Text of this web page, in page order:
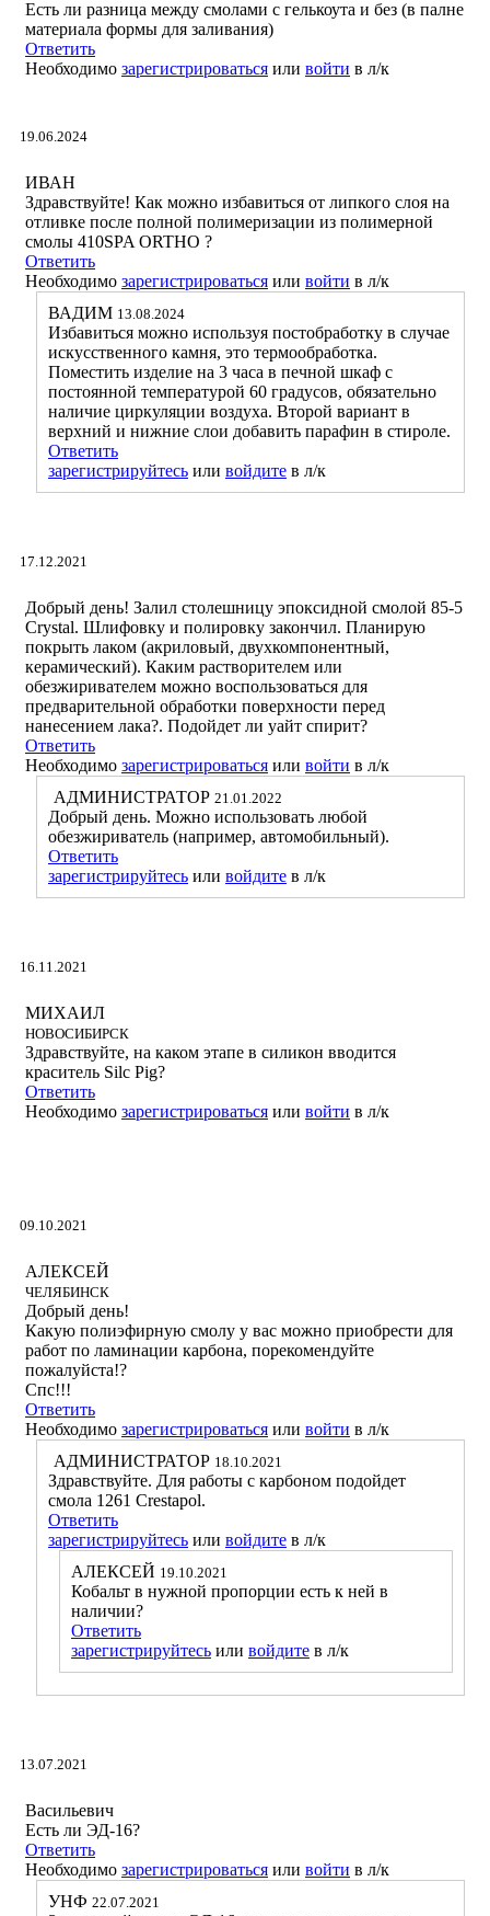
Есть ли разница между смолами с гелькоута и без (в палне
материала формы для заливания)
Ответить
Необходимо зарегистрироваться или войти в л/к
19.06.2024
ИВАН
Здравствуйте! Как можно избавиться от липкого слоя на
отливке после полной полимеризации из полимерной
смолы 410SPA ORTHO ?
Ответить
Необходимо зарегистрироваться или войти в л/к
ВАДИМ 13.08.2024
Избавиться можно используя постобработку в случае
искусственного камня, это термообработка.
Поместить изделие на 3 часа в печной шкаф с
постоянной температурой 60 градусов, обязательно
наличие циркуляции воздуха. Второй вариант в
верхний и нижние слои добавить парафин в стироле.
Ответить
зарегистрируйтесь или войдите в л/к
17.12.2021
Добрый день! Залил столешницу эпоксидной смолой 85-5
Crystal. Шлифовку и полировку закончил. Планирую
покрыть лаком (акриловый, двухкомпонентный,
керамический). Каким растворителем или
обезжиривателем можно воспользоваться для
предварительной обработки поверхности перед
нанесением лака?. Подойдет ли уайт спирит?
Ответить
Необходимо зарегистрироваться или войти в л/к
АДМИНИСТРАТОР 21.01.2022
Добрый день. Можно использовать любой
обезжириватель (например, автомобильный).
Ответить
зарегистрируйтесь или войдите в л/к
16.11.2021
МИХАИЛ
НОВОСИБИРСК
Здравствуйте, на каком этапе в силикон вводится
краситель Silc Pig?
Ответить
Необходимо зарегистрироваться или войти в л/к
09.10.2021
АЛЕКСЕЙ
ЧЕЛЯБИНСК
Добрый день!
Какую полиэфирную смолу у вас можно приобрести для
работ по ламинации карбона, порекомендуйте
пожалуйста!?
Спс!!!
Ответить
Необходимо зарегистрироваться или войти в л/к
АДМИНИСТРАТОР 18.10.2021
Здравствуйте. Для работы с карбоном подойдет
смола 1261 Crestapol.
Ответить
зарегистрируйтесь или войдите в л/к
АЛЕКСЕЙ 19.10.2021
Кобальт в нужной пропорции есть к ней в
наличии?
Ответить
зарегистрируйтесь или войдите в л/к
13.07.2021
Васильевич
Есть ли ЭД-16?
Ответить
Необходимо зарегистрироваться или войти в л/к
УНФ 22.07.2021